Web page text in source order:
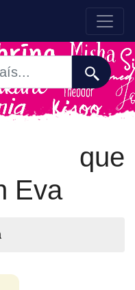
que
Eva